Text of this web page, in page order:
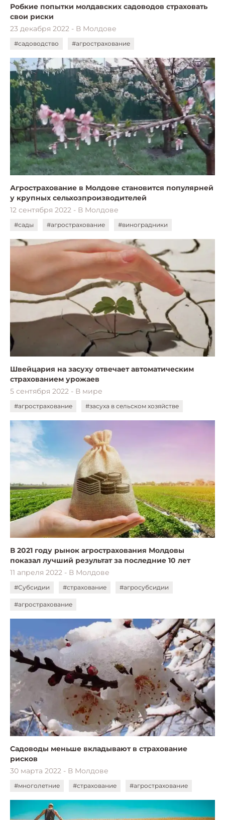
Робкие попытки молдавских садоводов страховать
свои риски
23 декабря 2022 - В Молдове
#садоводство #агрострахование
Агрострахование в Молдове становится популярней
у крупных сельхозпроизводителей
12 сентября 2022 - В Молдове
#сады #агрострахование #виноградники
Швейцария на засуху отвечает автоматическим
страхованием урожаев
5 сентября 2022 - В мире
#агрострахование #засуха в сельском хозяйстве
В 2021 году рынок агрострахования Молдовы
показал лучший результат за последние 10 лет
11 апреля 2022 - В Молдове
#Субсидии #страхование #агросубсидии
#агрострахование
Садоводы меньше вкладывают в страхование
рисков
30 марта 2022 - В Молдове
#многолетние #страхование #агрострахование